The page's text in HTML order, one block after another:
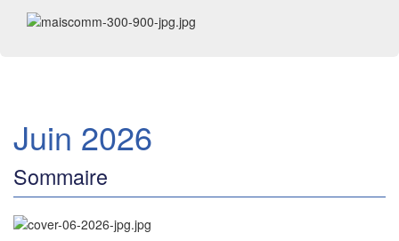
Juin 2026
Sommaire